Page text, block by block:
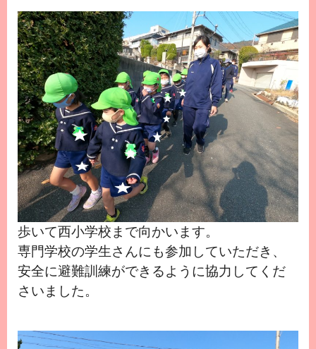
歩いて西小学校まで向かいます。
専門学校の学生さんにも参加していただき、
安全に避難訓練ができるように協力してくだ
さいました。